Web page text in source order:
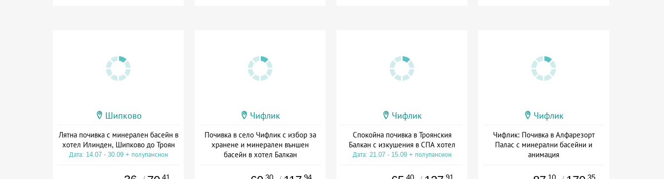
Шипково
Лятна почивка с минерален басейн в
хотел Илинден, Шипково до Троян
Дата: 14.07 - 30.09 + полупансион
.41
Чифлик
Почивка в село Чифлик с избор за
хранене и минерален външен
басейн в хотел Балкан
.30 .94
Чифлик
Спокойна почивка в Троянския
Балкан с изкушения в СПА хотел
Дата: 21.07 - 15.09 + полупансион
.40 .91
Чифлик
Чифлик: Почивка в Алфарезорт
Палас с минерални басейни и
анимация
.10 .35